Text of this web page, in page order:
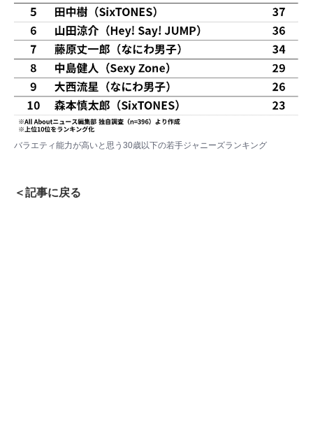
バラエティ能力が高いと思う30歳以下の若手ジャニーズランキング
＜記事に戻る